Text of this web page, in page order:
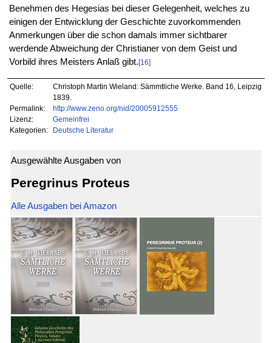
Benehmen des Hegesias bei dieser Gelegenheit, welches zu
einigen der Entwicklung der Geschichte zuvorkommenden
Anmerkungen über die schon damals immer sichtbarer
werdende Abweichung der Christianer von dem Geist und
Vorbild ihres Meisters Anlaß gibt.[16]
Quelle:
Christoph Martin Wieland: Sämmtliche Werke. Band 16, Leipzig
1839.
Permalink:
http://www.zeno.org/nid/20005912555
Lizenz:
Gemeinfrei
Kategorien:
Deutsche Literatur
Ausgewählte Ausgaben von
Peregrinus Proteus
Alle Ausgaben bei Amazon